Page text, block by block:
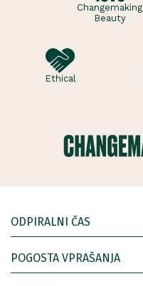
Changemaking
Beauty
Ethical
ODPIRALNI ČAS
POGOSTA VPRAŠANJA